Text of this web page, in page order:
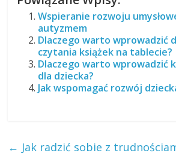
Wspieranie rozwoju
autyzmem
Dlaczego warto wprowadzić
czytania książek na tablecie?
Dlaczego warto wprowadzić
dla dziecka?
Jak wspomagać rozwój
← Jak radzić sobie z